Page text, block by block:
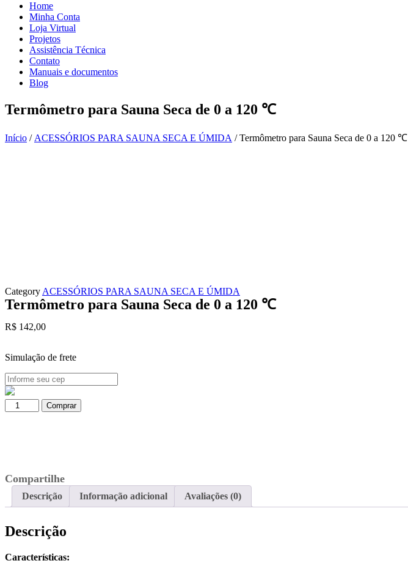
Home
Minha Conta
Loja Virtual
Projetos
Assistência Técnica
Contato
Manuais e documentos
Blog
Termômetro para Sauna Seca de 0 a 120 ℃
Início / ACESSÓRIOS PARA SAUNA SECA E ÚMIDA / Termômetro para Sauna Seca de 0 a 120 ℃
Category ACESSÓRIOS PARA SAUNA SECA E ÚMIDA
Termômetro para Sauna Seca de 0 a 120 ℃
R$ 142,00
Simulação de frete
Termômetro
para
120
quantidade
Comprar
Compartilhe
Descrição Informação adicional Avaliações (0)
Descrição
Características: